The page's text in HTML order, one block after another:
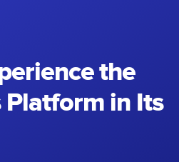
the
Platform in Its